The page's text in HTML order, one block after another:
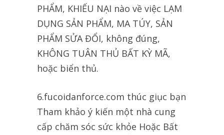
PHẨM, KHIẾU NẠI nào về việc LẠM
DỤNG SẢN PHẨM, MA TÚY, SẢN
PHẨM SỬA ĐỔI, không đúng,
KHÔNG TUÂN THỦ BẤT KỲ MÃ,
hoặc biển thủ.
6.fucoidanforce.com thúc giục bạn
Tham khảo ý kiến một nhà cung
cấp chăm sóc sức khỏe Hoặc Bất